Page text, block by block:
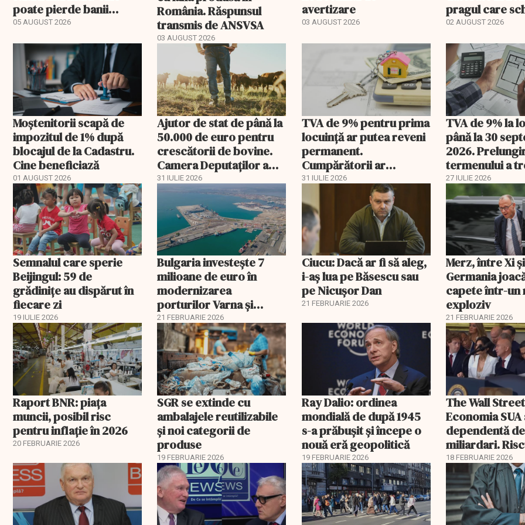
poate pierde banii
ceruți statului
05 AUGUST 2026
România. Răspunsul
transmis de ANSVSA
03 AUGUST 2026
avertizare
03 AUGUST 2026
pragul care
regimul fiscal
02 AUGUST 2026
Moștenitorii scapă de
impozitul de 1% după
blocajul de la Cadastru.
Cine beneficiază
01 AUGUST 2026
Ajutor de stat de până la
50.000 de euro pentru
crescătorii de bovine.
Camera Deputaților a
aprobat schema
31 IULIE 2026
TVA de 9% pentru prima
locuință ar putea reveni
permanent.
Cumpărătorii ar
economisi zeci de mii de
31 IULIE 2026
TVA de 9% la
până la 30
2026.
termenului a
comisia din
27 IULIE 2026
Semnalul care sperie
Beijingul: 59 de
grădinițe au dispărut în
fiecare zi
19 IULIE 2026
Bulgaria investește 7
milioane de euro în
modernizarea
porturilor Varna și
Burgas
21 FEBRUARIE 2026
Ciucu: Dacă ar fi să aleg,
i-aș lua pe Băsescu sau
pe Nicușor Dan
21 FEBRUARIE 2026
Merz, între Xi
Germania
capete într-un
exploziv
21 FEBRUARIE 2026
Raport BNR: piața
muncii, posibil risc
pentru inflație în 2026
20 FEBRUARIE 2026
SGR se extinde cu
ambalajele reutilizabile
și noi categorii de
produse
19 FEBRUARIE 2026
Ray Dalio: ordinea
mondială de după 1945
s-a prăbușit și începe o
nouă eră geopolitică
19 FEBRUARIE 2026
The Wall
Economia
dependentă de
miliardari.
pentru burse
18 FEBRUARIE 2026
EXCLUSIV EXCLUSIV